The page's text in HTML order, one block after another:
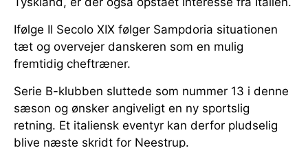
Ifølge Il Secolo XIX følger Sampdoria situationen
tæt og overvejer danskeren som en mulig
fremtidig cheftræner.
Serie B-klubben sluttede som nummer 13 i denne
sæson og ønsker angiveligt en ny sportslig
retning. Et italiensk eventyr kan derfor pludselig
blive næste skridt for Neestrup.